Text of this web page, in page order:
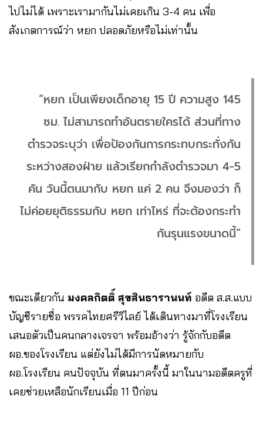
ไปไม่ได้ เพราะเรามากันไม่เคยเกิน 3-4 คน เพื่อ
สังเกตการณ์ว่า หยก ปลอดภัยหรือไม่เท่านั้น
“หยก เป็นเพียงเด็กอายุ 15 ปี ความสูง 145
ซม. ไม่สามารถทำอันตรายใครได้ ส่วนที่ทาง
ตำรวจระบุว่า เพื่อป้องกันการกระทบกระทั่งกัน
ระหว่างสองฝ่าย แล้วเรียกกำลังตำรวจมา 4-5
คัน วันนี้ตนมากับ หยก แค่ 2 คน จึงมองว่า ก็
ไม่ค่อยยุติธรรมกับ หยก เท่าไหร่ ที่จะต้องกระทำ
กันรุนแรงขนาดนี้“
ขณะเดียวกัน มงคลกิตติ์ สุขสินธารานนท์ อดีต ส.ส.แบบ
บัญชีรายชื่อ พรรคไทยศรีวิไลย์ ได้เดินทางมาที่โรงเรียน
เสนอตัวเป็นคนกลางเจรจา พร้อมอ้างว่า รู้จักกับอดีต
ผอ.ของโรงเรียน แต่ยังไม่ได้มีการนัดหมายกับ
ผอ.โรงเรียน คนปัจจุบัน ที่ตนมาครั้งนี้ มาในนามอดีตครูที่
เคยช่วยเหลือนักเรียนเมื่อ 11 ปีก่อน